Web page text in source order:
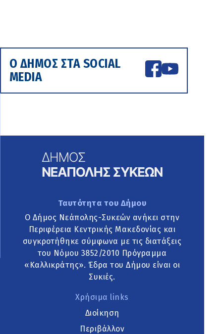
Ο ΔΗΜΟΣ ΣΤΑ SOCIAL
MEDIA
Ταυτότητα του Δήμου
Ο Δήμος Νεάπολης-Συκεών ανήκει στην
Περιφέρεια Κεντρικής Μακεδονίας και
συγκροτήθηκε σύμφωνα με τις διατάξεις
του Νόμου 3852/2010 Πρόγραμμα
«Καλλικράτης». Έδρα του Δήμου είναι οι
Συκιές.
Χρήσιμα links
Διοίκηση
Περιβάλλον